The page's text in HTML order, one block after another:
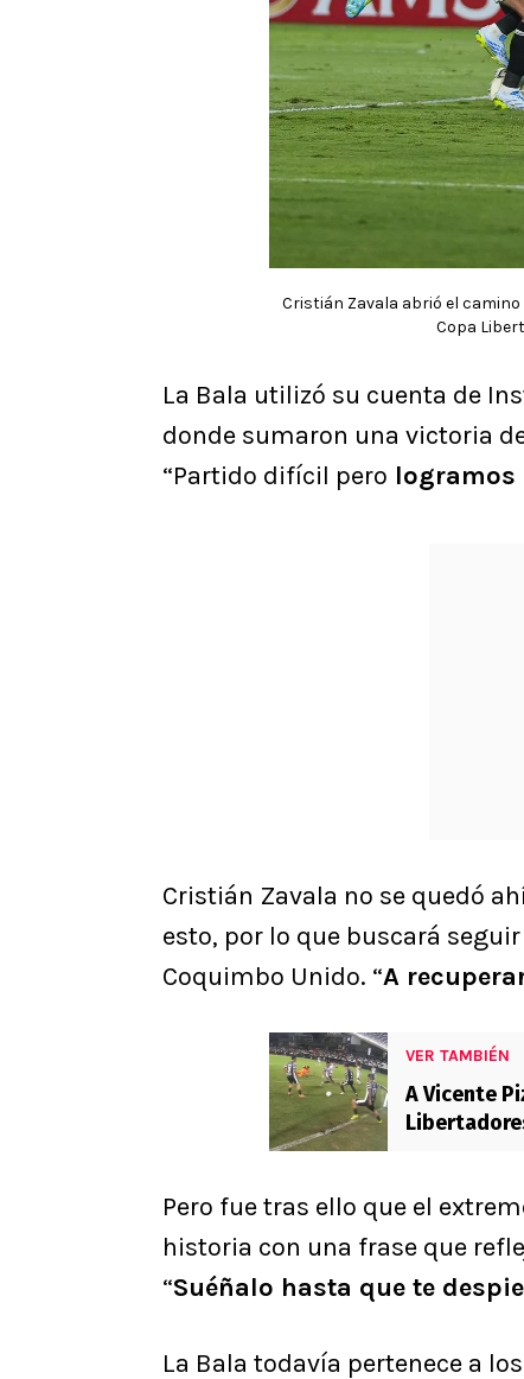
Cristián Zavala abrió el
Copa
La Bala utilizó su cuenta de
donde sumaron una victoria
“Partido difícil pero logramos
Cristián Zavala no se quedó
esto, por lo que buscará
Coquimbo Unido. “A
VER TAMBIÉN
A Vicente
Pero fue tras ello que el
historia con una frase que
“Suéñalo hasta que te
La Bala todavía pertenece a